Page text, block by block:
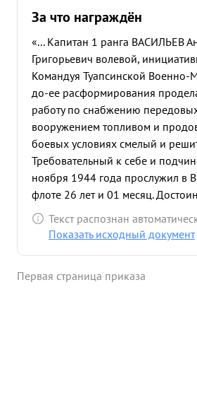
За что награждён
«... Капитан 1 ранга ВАСИЛЬЕВ
Григорьевич волевой,
Командуя Туапсинской Военно-
до-ее расформирования
работу по снабжению
вооружением топливом и
боевых условиях смелый и
Требовательный к себе и
ноября 1944 года прослужил в
флоте 26 лет и 01 месяц.
орденом ...»
Текст распознан
Показать исходный документ
Первая страница приказа